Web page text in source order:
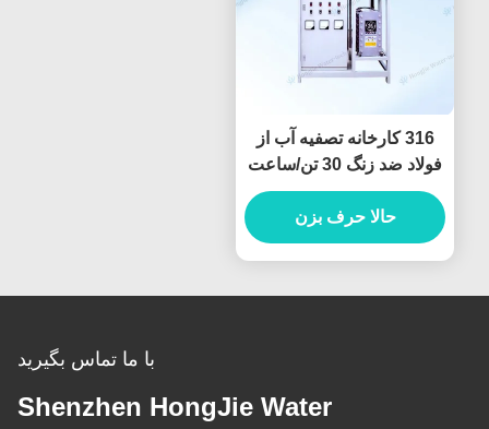
316 کارخانه تصفیه آب از
فولاد ضد زنگ 30 تن/ساعت
سیستم های آب فوق خالص
صنعتی
حالا حرف بزن
با ما تماس بگیرید
Shenzhen HongJie Water